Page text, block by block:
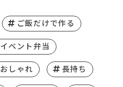
ご飯だけで作る
イベント弁当
おしゃれ 長持ち